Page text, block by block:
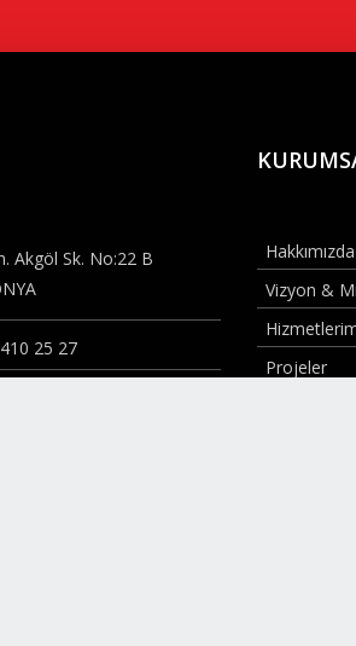
Akgöl Sk. No:22 B
25 27
Hakkımızda
Vizyon &
Projeler